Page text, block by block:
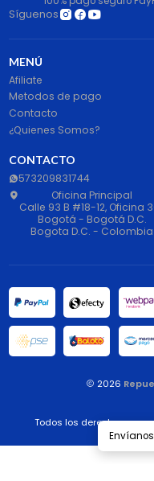
Síguenos
MENÚ
Afiliate
Metodos de pago
Contacto
¿Quienes Somos?
CONTACTO
573209831744
Oficina Principal
Calle 93 B #18-12, Oficina
Bogotá - Bogotá D.C.
Bogota D.C. - Colombia
2026
Todos los derechos